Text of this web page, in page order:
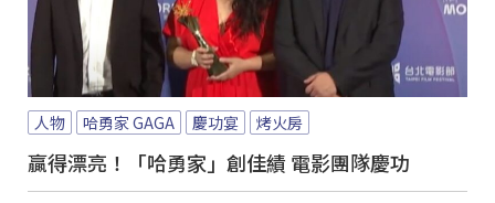
人物 哈勇家 GAGA 慶功宴 烤火房
贏得漂亮！「哈勇家」創佳績 電影團隊慶功